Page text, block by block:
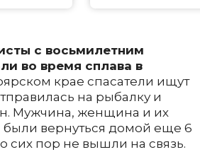
с восьмилетним
во время сплава в
крае спасатели ищут
на рыбалку и
Мужчина, женщина и их
вернуться домой еще 6
сих пор не вышли на связь.